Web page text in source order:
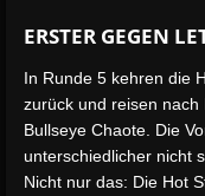
ERSTER GEGEN
In Runde 5 kehren die
zurück und reisen
Bullseye Chaote. Die
unterschiedlicher nicht
Nicht nur das: Die Hot